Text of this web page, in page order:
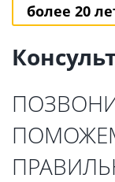
более 20